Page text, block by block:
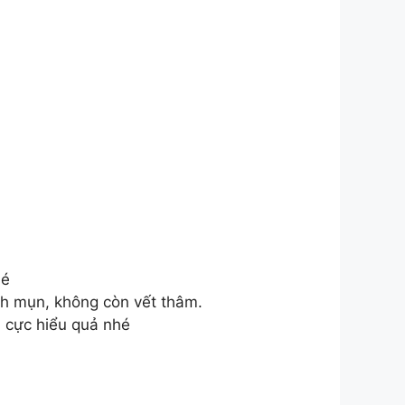
mụn, không còn vết thâm.
hiểu quả nhé